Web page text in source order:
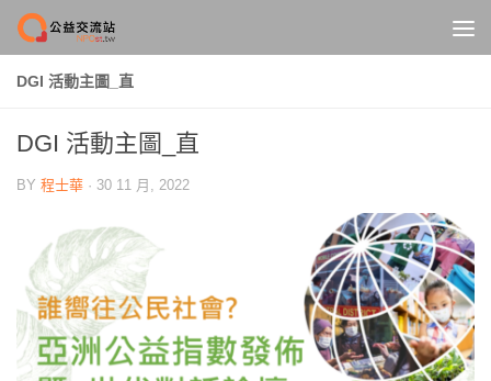
Skip to content
DGI 活動主圖_直
DGI 活動主圖_直
BY 程士華 · 30 11 月, 2022